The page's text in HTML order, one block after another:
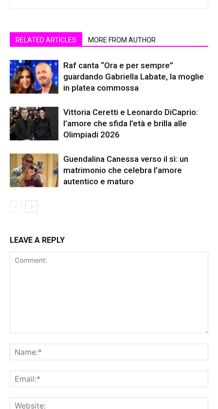
RELATED ARTICLES MORE FROM AUTHOR
Raf canta “Ora e per sempre”
guardando Gabriella Labate, la moglie
in platea commossa
Vittoria Ceretti e Leonardo DiCaprio:
l’amore che sfida l’età e brilla alle
Olimpiadi 2026
Guendalina Canessa verso il sì: un
matrimonio che celebra l’amore
autentico e maturo
LEAVE A REPLY